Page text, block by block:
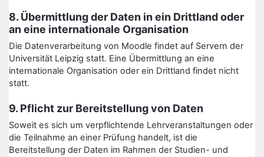
8. Übermittlung der Daten in ein Drittland oder
an eine internationale Organisation
Die Datenverarbeitung von Moodle findet auf Servern der
Universität Leipzig statt. Eine Übermittlung an eine
internationale Organisation oder ein Drittland findet nicht
statt.
9. Pflicht zur Bereitstellung von Daten
Soweit es sich um verpflichtende Lehrveranstaltungen oder
die Teilnahme an einer Prüfung handelt, ist die
Bereitstellung der Daten im Rahmen der Studien- und